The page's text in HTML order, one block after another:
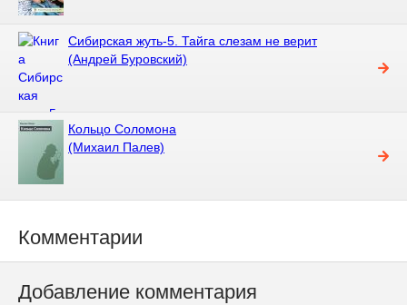
Сибирская жуть-5. Тайга слезам не верит
(Андрей Буровский)
Кольцо Соломона
(Михаил Палев)
Комментарии
Добавление комментария